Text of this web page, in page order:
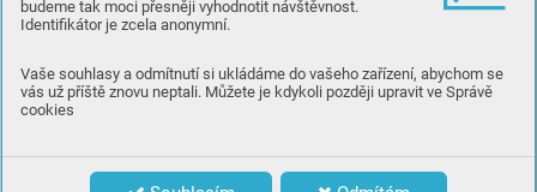
budeme tak moci přesněji vyhodnotit návštěvnost.
Identifikátor je zcela anonymní.
Vaše souhlasy a odmítnutí si ukládáme do vašeho zařízení, abychom se
vás už příště znovu neptali. Můžete je kdykoli později upravit ve Správě
cookies